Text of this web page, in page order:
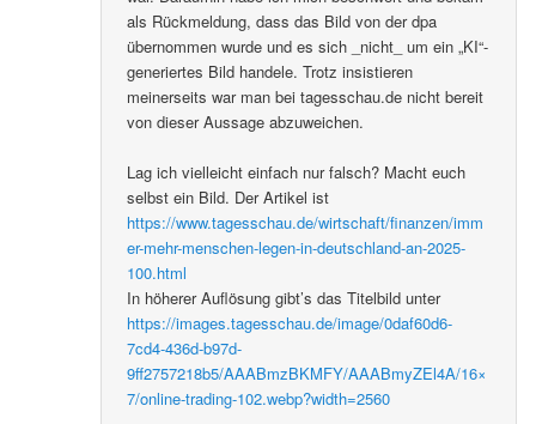
als Rückmeldung, dass das Bild von der dpa
übernommen wurde und es sich _nicht_ um ein „KI“-
generiertes Bild handele. Trotz insistieren
meinerseits war man bei tagesschau.de nicht bereit
von dieser Aussage abzuweichen.
Lag ich vielleicht einfach nur falsch? Macht euch
selbst ein Bild. Der Artikel ist
https://www.tagesschau.de/wirtschaft/finanzen/imm
er-mehr-menschen-legen-in-deutschland-an-2025-
100.html
In höherer Auflösung gibt’s das Titelbild unter
https://images.tagesschau.de/image/0daf60d6-
7cd4-436d-b97d-
9ff2757218b5/AAABmzBKMFY/AAABmyZEl4A/16×
7/online-trading-102.webp?width=2560